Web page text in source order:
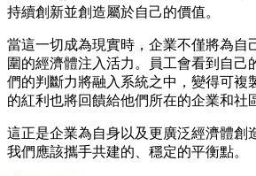
持續創新並創造屬於自己的價值。
當這一切成為現實時，企業不僅將為自
圍的經濟體注入活力。員工會看到自己
們的判斷力將​​融入系統之中，變得可複
的紅利也將回饋給他們所在的企業和社
這正是企業為自身以及更廣泛經濟體創
我們應該攜手共建的、穩定的平衡點。